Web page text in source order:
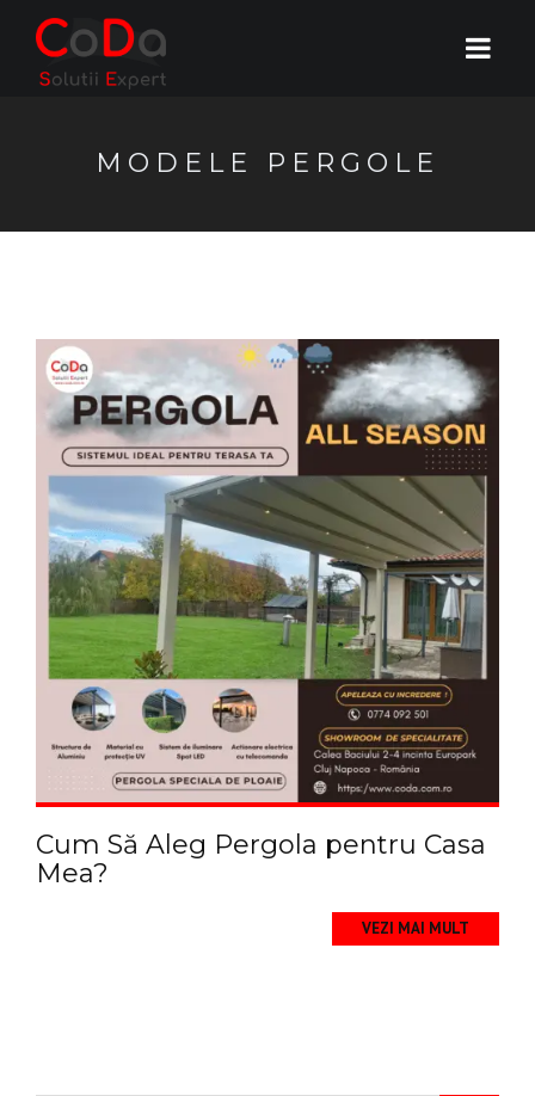
MODELE PERGOLE
Cum Să Aleg Pergola pentru Casa
Mea?
VEZI MAI MULT